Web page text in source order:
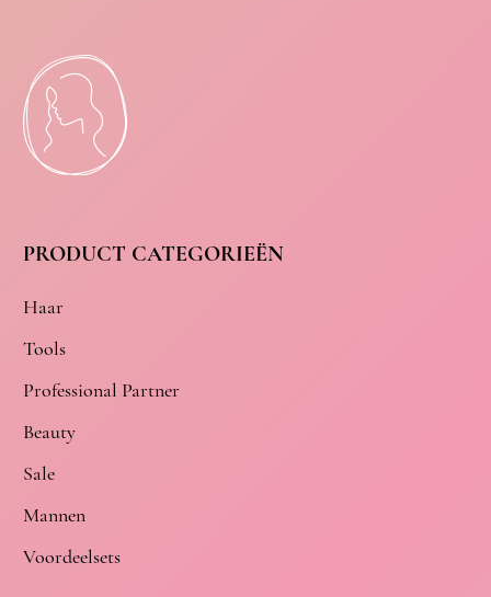
PRODUCT CATEGORIEËN
Haar
Tools
Professional Partner
Beauty
Sale
Mannen
Voordeelsets